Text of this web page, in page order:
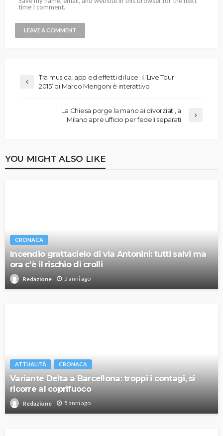
time I comment.
Tra musica, app ed effetti di luce: il ‘Live Tour
2015’ di Marco Mengoni è interattivo
La Chiesa porge la mano ai divorziati, a
Milano apre ufficio per fedeli separati
YOU MIGHT ALSO LIKE
CRONACA
Incendio grattacielo di via Antonini: tutti salvi ma
ora c’è il rischio di crolli
Redazione 5 anni ago
ATTUALITÀ CRONACA
Variante Delta a Barcellona: troppi i contagi, si
ricorre al coprifuoco
Redazione 5 anni ago